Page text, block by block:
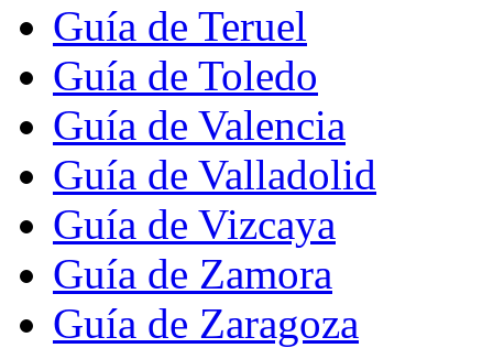
Guía de Teruel
Guía de Toledo
Guía de Valencia
Guía de Valladolid
Guía de Vizcaya
Guía de Zamora
Guía de Zaragoza